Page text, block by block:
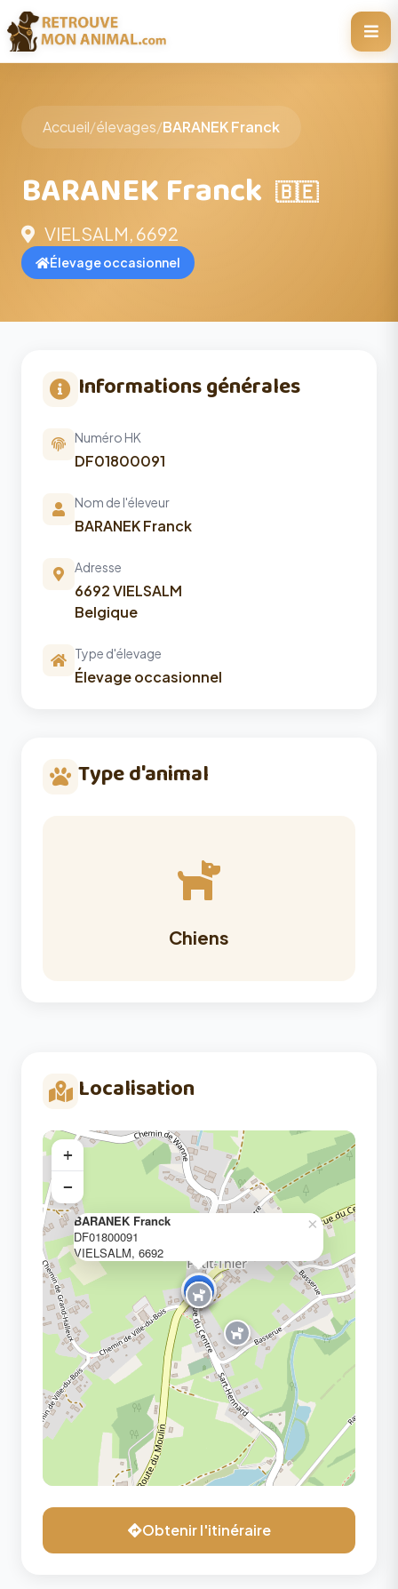
Accueil/élevages/BARANEK Franck
BARANEK Franck 🇧🇪
VIELSALM, 6692
Élevage occasionnel
Informations générales
Numéro HK
DF01800091
Nom de l'éleveur
BARANEK Franck
Adresse
6692 VIELSALM
Belgique
Type d'élevage
Élevage occasionnel
Type d'animal
Chiens
Localisation
BARANEK Franck
DF01800091
VIELSALM, 6692
×
+
−
Obtenir l'itinéraire